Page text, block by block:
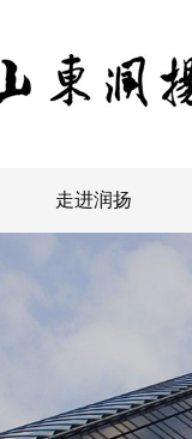
走进润扬